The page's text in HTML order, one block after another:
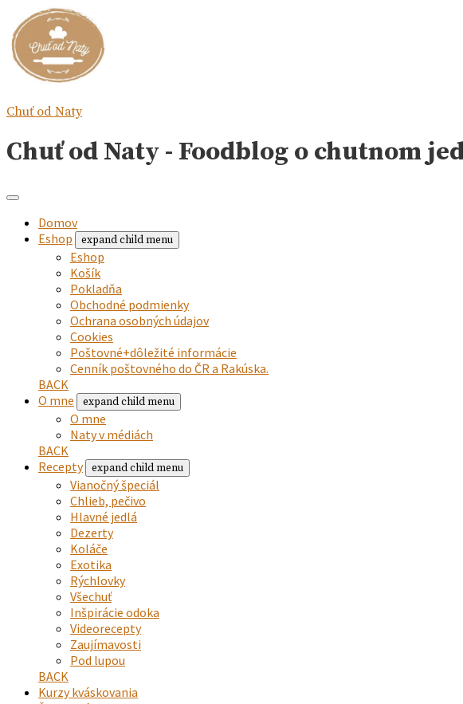
Chuť od Naty
Chuť od Naty - Foodblog o chutnom
Domov
Eshop
expand child menu
Eshop
Košík
Pokladňa
Obchodné podmienky
Ochrana osobných údajov
Cookies
Poštovné+dôležité informácie
Cenník poštovného do ČR a Rakúska.
BACK
O mne
expand child menu
O mne
Naty v médiách
BACK
Recepty
expand child menu
Vianočný špeciál
Chlieb, pečivo
Hlavné jedlá
Dezerty
Koláče
Exotika
Rýchlovky
Všechuť
Inšpirácie odoka
Videorecepty
Zaujímavosti
Pod lupou
BACK
Kurzy kváskovania